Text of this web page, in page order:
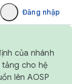
Đăng nhập
của nhánh
tảng cho hệ
lên AOSP